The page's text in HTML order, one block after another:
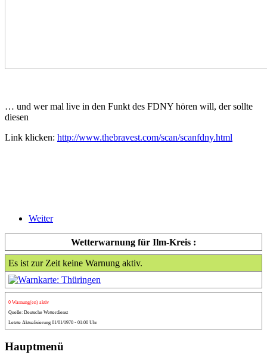
… und wer mal live in den Funkt des FDNY hören will, der sollte
diesen
Link klicken: http://www.thebravest.com/scan/scanfdny.html
Weiter
Wetterwarnung für Ilm-Kreis :
Es ist zur Zeit keine Warnung aktiv.
0 Warnung(en) aktiv
Quelle: Deutsche Wetterdienst
Letzte Aktualisierung 01/01/1970 - 01:00 Uhr
Hauptmenü